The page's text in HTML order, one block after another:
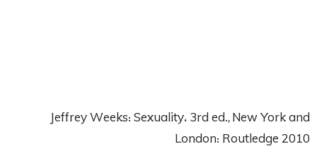
Jeffrey Weeks: ‌‌‌‌‌‌‌Sexuality، 3rd ed., New York and
London: ‌‌‌‌‌‌‌Routledge 2010